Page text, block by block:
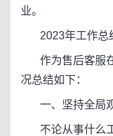
业。
2023年工作总
作为售后客服在
况总结如下：
一、坚持全局
不论从事什么工